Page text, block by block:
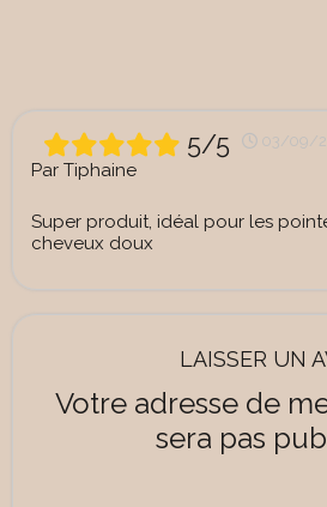
5/5 03/09/
Par Tiphaine
Super produit, idéal pour les
cheveux doux
LAISSER UN
Votre adresse de
sera pas